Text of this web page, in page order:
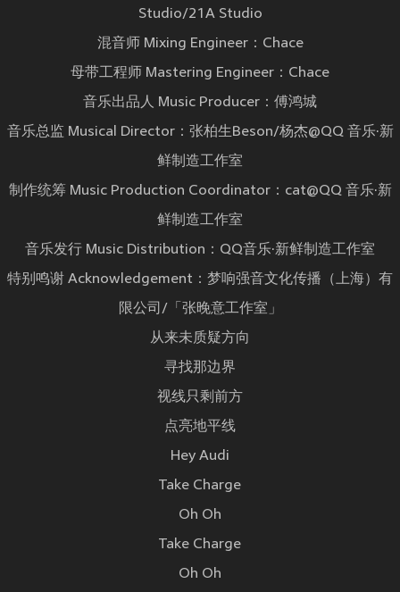
Studio/21A Studio
混音师 Mixing Engineer：Chace
母带工程师 Mastering Engineer：Chace
音乐出品人 Music Producer：傅鸿城
音乐总监 Musical Director：张柏生Beson/杨杰@QQ 音乐·新
鲜制造工作室
制作统筹 Music Production Coordinator：cat@QQ 音乐·新
鲜制造工作室
音乐发行 Music Distribution：QQ音乐·新鲜制造工作室
特别鸣谢 Acknowledgement：梦响强音文化传播（上海）有
限公司/「张晚意工作室」
从来未质疑方向
寻找那边界
视线只剩前方
点亮地平线
Hey Audi
Take Charge
Oh Oh
Take Charge
Oh Oh